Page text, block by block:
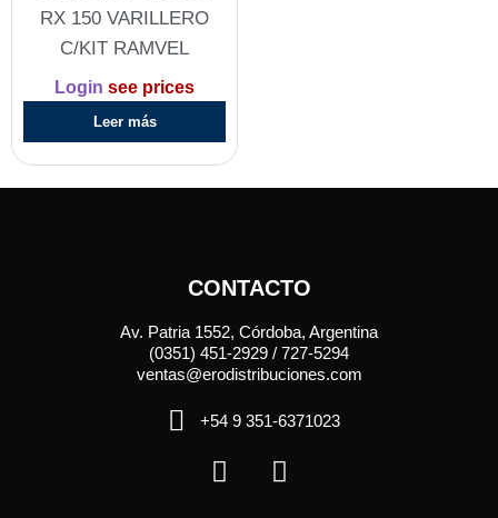
RX 150 VARILLERO
C/KIT RAMVEL
Login see prices
Leer más
CONTACTO
Av. Patria 1552, Córdoba, Argentina
(0351) 451-2929 / 727-5294
ventas@erodistribuciones.com
+54 9 351-6371023